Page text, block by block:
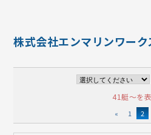
株式会社エンマリンワー
41艇～を
« 1 2